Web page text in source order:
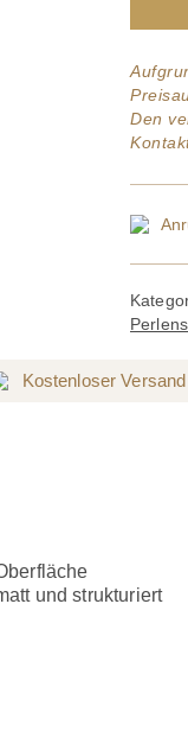
Den
Kostenloser
und strukturiert